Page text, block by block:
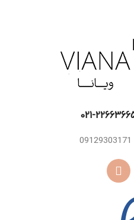
اسانس
پایه
چوب درخت ساج ،
چوب صندل سفید ،
فیبر بیدستران